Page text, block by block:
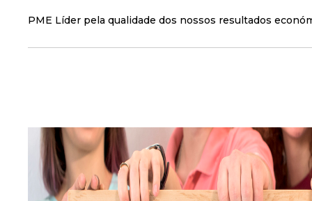
PME Líder pela qualidade dos nossos resultados